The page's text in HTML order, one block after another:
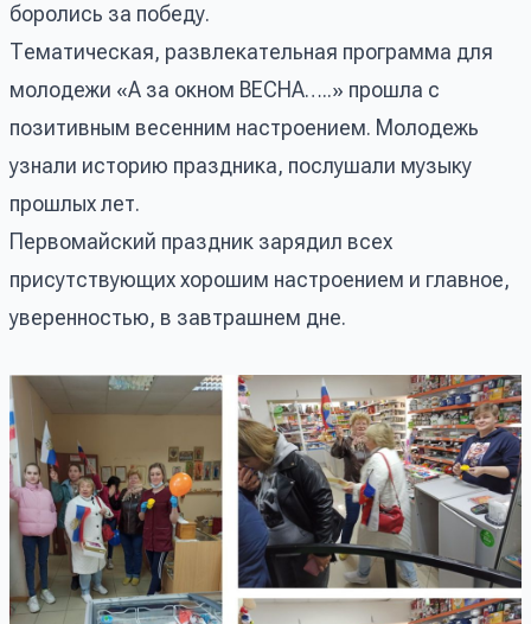
боролись за победу.
Тематическая, развлекательная программа для
молодежи «А за окном ВЕСНА…..» прошла с
позитивным весенним настроением. Молодежь
узнали историю праздника, послушали музыку
прошлых лет.
Первомайский праздник зарядил всех
присутствующих хорошим настроением и главное,
уверенностью, в завтрашнем дне.